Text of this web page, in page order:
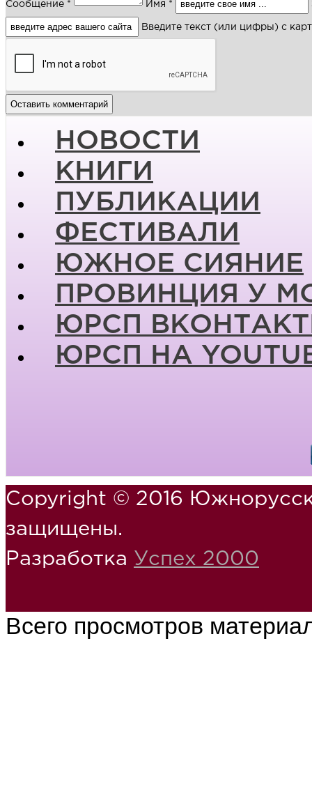
Сообщение * Имя *
Введите текст (или цифры) с
НОВОСТИ
КНИГИ
ПУБЛИКАЦИИ
ФЕСТИВАЛИ
ЮЖНОЕ СИЯНИЕ
ПРОВИНЦИЯ У
ЮРСП
ЮРСП НА
Copyright © 2016
защищены.
Разработка Успех 2000
Всего просмотров